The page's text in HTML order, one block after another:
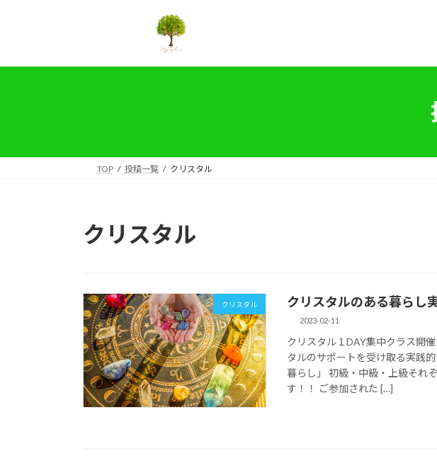
プ
動
TOP 投稿一覧 クリスタル
クリスタル
クリスタル クリスタルのある暮らし
2023-02-11
クリスタル１DAY集中クラス開
タルのサポートを受け取る実践
暮らし」 初級・中級・上級それ
す！！ ご参加された […]